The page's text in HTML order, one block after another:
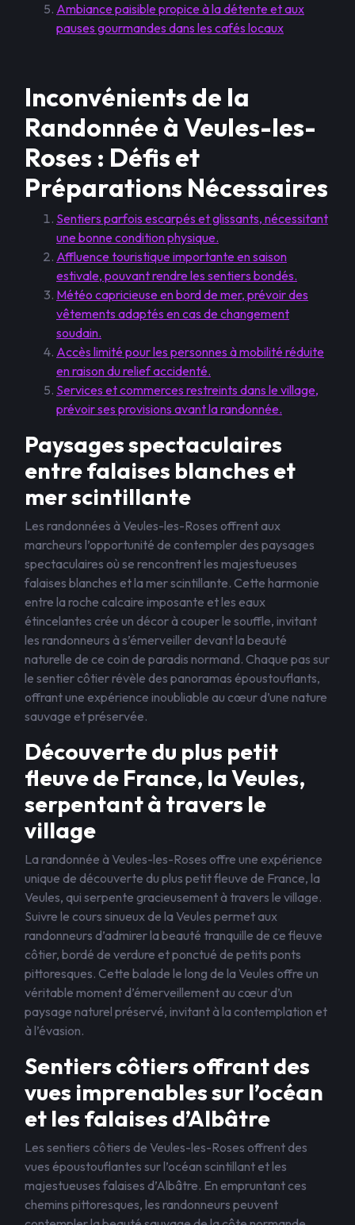
Ambiance paisible propice à la détente et aux
pauses gourmandes dans les cafés locaux
Inconvénients de la
Randonnée à Veules-les-
Roses : Défis et
Préparations Nécessaires
Sentiers parfois escarpés et glissants, nécessitant
une bonne condition physique.
Affluence touristique importante en saison
estivale, pouvant rendre les sentiers bondés.
Météo capricieuse en bord de mer, prévoir des
vêtements adaptés en cas de changement
soudain.
Accès limité pour les personnes à mobilité réduite
en raison du relief accidenté.
Services et commerces restreints dans le village,
prévoir ses provisions avant la randonnée.
Paysages spectaculaires
entre falaises blanches et
mer scintillante
Les randonnées à Veules-les-Roses offrent aux
marcheurs l’opportunité de contempler des paysages
spectaculaires où se rencontrent les majestueuses
falaises blanches et la mer scintillante. Cette harmonie
entre la roche calcaire imposante et les eaux
étincelantes crée un décor à couper le souffle, invitant
les randonneurs à s’émerveiller devant la beauté
naturelle de ce coin de paradis normand. Chaque pas sur
le sentier côtier révèle des panoramas époustouflants,
offrant une expérience inoubliable au cœur d’une nature
sauvage et préservée.
Découverte du plus petit
fleuve de France, la Veules,
serpentant à travers le
village
La randonnée à Veules-les-Roses offre une expérience
unique de découverte du plus petit fleuve de France, la
Veules, qui serpente gracieusement à travers le village.
Suivre le cours sinueux de la Veules permet aux
randonneurs d’admirer la beauté tranquille de ce fleuve
côtier, bordé de verdure et ponctué de petits ponts
pittoresques. Cette balade le long de la Veules offre un
véritable moment d’émerveillement au cœur d’un
paysage naturel préservé, invitant à la contemplation et
à l’évasion.
Sentiers côtiers offrant des
vues imprenables sur l’océan
et les falaises d’Albâtre
Les sentiers côtiers de Veules-les-Roses offrent des
vues époustouflantes sur l’océan scintillant et les
majestueuses falaises d’Albâtre. En empruntant ces
chemins pittoresques, les randonneurs peuvent